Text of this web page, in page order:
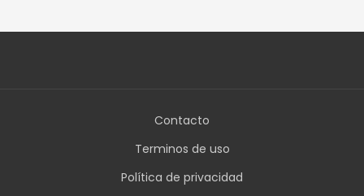
Contacto
Terminos de uso
Política de privacidad